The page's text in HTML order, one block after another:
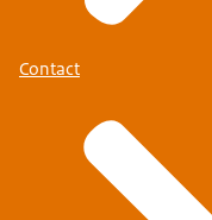
Contact